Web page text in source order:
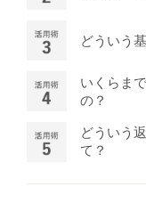
どういう
いくらま
の？
どういう
て？